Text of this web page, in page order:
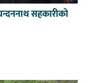
सहकारीको